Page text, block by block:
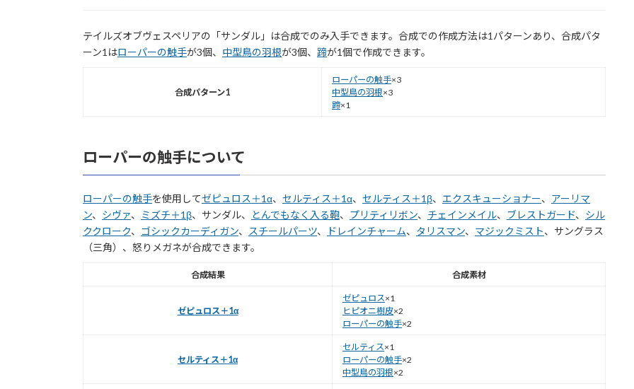
テイルズオブヴェスペリアの「サンダル」は合成でのみ入手できます。合成での作成方法は1パターンあり、合成パタ
ーン1はローパーの触手が3個、 中型鳥の羽根が3個、 蹄が1個で作成できます。
合成パターン1
ローパーの触手×3
中型鳥の羽根×3
蹄×1
ローパーの触手について
ローパーの触手を使用してゼピュロス＋1α、 セルティス＋1α、 セルティス＋1β、 エクスキューショナー、 アーリマ
ン、 シヴァ、 ミズチ＋1β、サンダル、 とんでもなく入る鞄、 プリティリボン、 チェインメイル、 ブレストガード、 シル
ククローク、 ゴシックカーディガン、 スチールパーツ、 ドレインチャーム、 タリスマン、 マジックミスト、サングラス
（三角）、怒りメガネが合成できます。
合成結果 合成素材
ゼピュロス＋1α
ゼピュロス×1
ヒピオニ樹皮×2
ローパーの触手×2
セルティス＋1α
セルティス×1
ローパーの触手×2
中型鳥の羽根×2